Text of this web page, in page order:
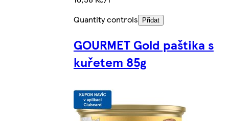
Quantity controls
Přidat
GOURMET Gold paštika s
kuřetem 85g